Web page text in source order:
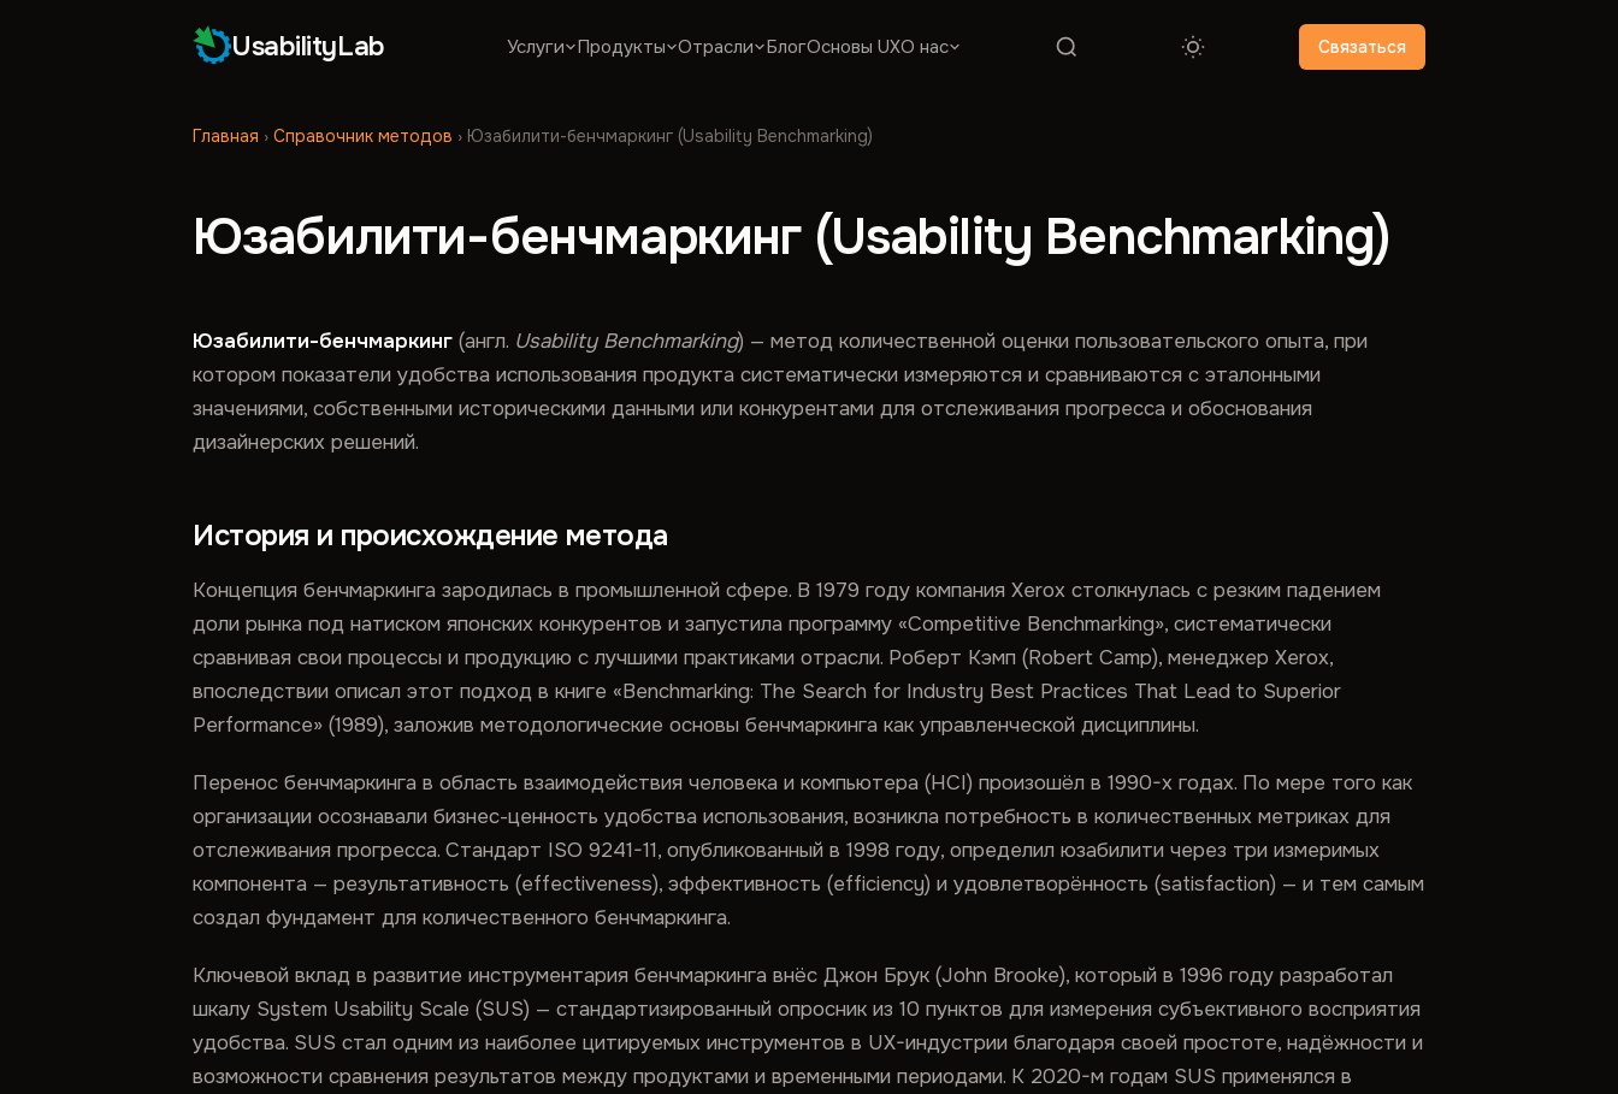
UsabilityLab Услуги Продукты Отрасли БлогОсновы UXО нас Связаться
Главная › Справочник методов › Юзабилити-бенчмаркинг (Usability Benchmarking)
Юзабилити-бенчмаркинг (Usability Benchmarking)
Юзабилити-бенчмаркинг (англ. Usability Benchmarking) — метод количественной оценки пользовательского опыта, при
котором показатели удобства использования продукта систематически измеряются и сравниваются с эталонными
значениями, собственными историческими данными или конкурентами для отслеживания прогресса и обоснования
дизайнерских решений.
История и происхождение метода
Концепция бенчмаркинга зародилась в промышленной сфере. В 1979 году компания Xerox столкнулась с резким падением
доли рынка под натиском японских конкурентов и запустила программу «Competitive Benchmarking», систематически
сравнивая свои процессы и продукцию с лучшими практиками отрасли. Роберт Кэмп (Robert Camp), менеджер Xerox,
впоследствии описал этот подход в книге «Benchmarking: The Search for Industry Best Practices That Lead to Superior
Performance» (1989), заложив методологические основы бенчмаркинга как управленческой дисциплины.
Перенос бенчмаркинга в область взаимодействия человека и компьютера (HCI) произошёл в 1990-х годах. По мере того как
организации осознавали бизнес-ценность удобства использования, возникла потребность в количественных метриках для
отслеживания прогресса. Стандарт ISO 9241-11, опубликованный в 1998 году, определил юзабилити через три измеримых
компонента — результативность (effectiveness), эффективность (efficiency) и удовлетворённость (satisfaction) — и тем самым
создал фундамент для количественного бенчмаркинга.
Ключевой вклад в развитие инструментария бенчмаркинга внёс Джон Брук (John Brooke), который в 1996 году разработал
шкалу System Usability Scale (SUS) — стандартизированный опросник из 10 пунктов для измерения субъективного восприятия
удобства. SUS стал одним из наиболее цитируемых инструментов в UX-индустрии благодаря своей простоте, надёжности и
возможности сравнения результатов между продуктами и временными периодами. К 2020-м годам SUS применялся в